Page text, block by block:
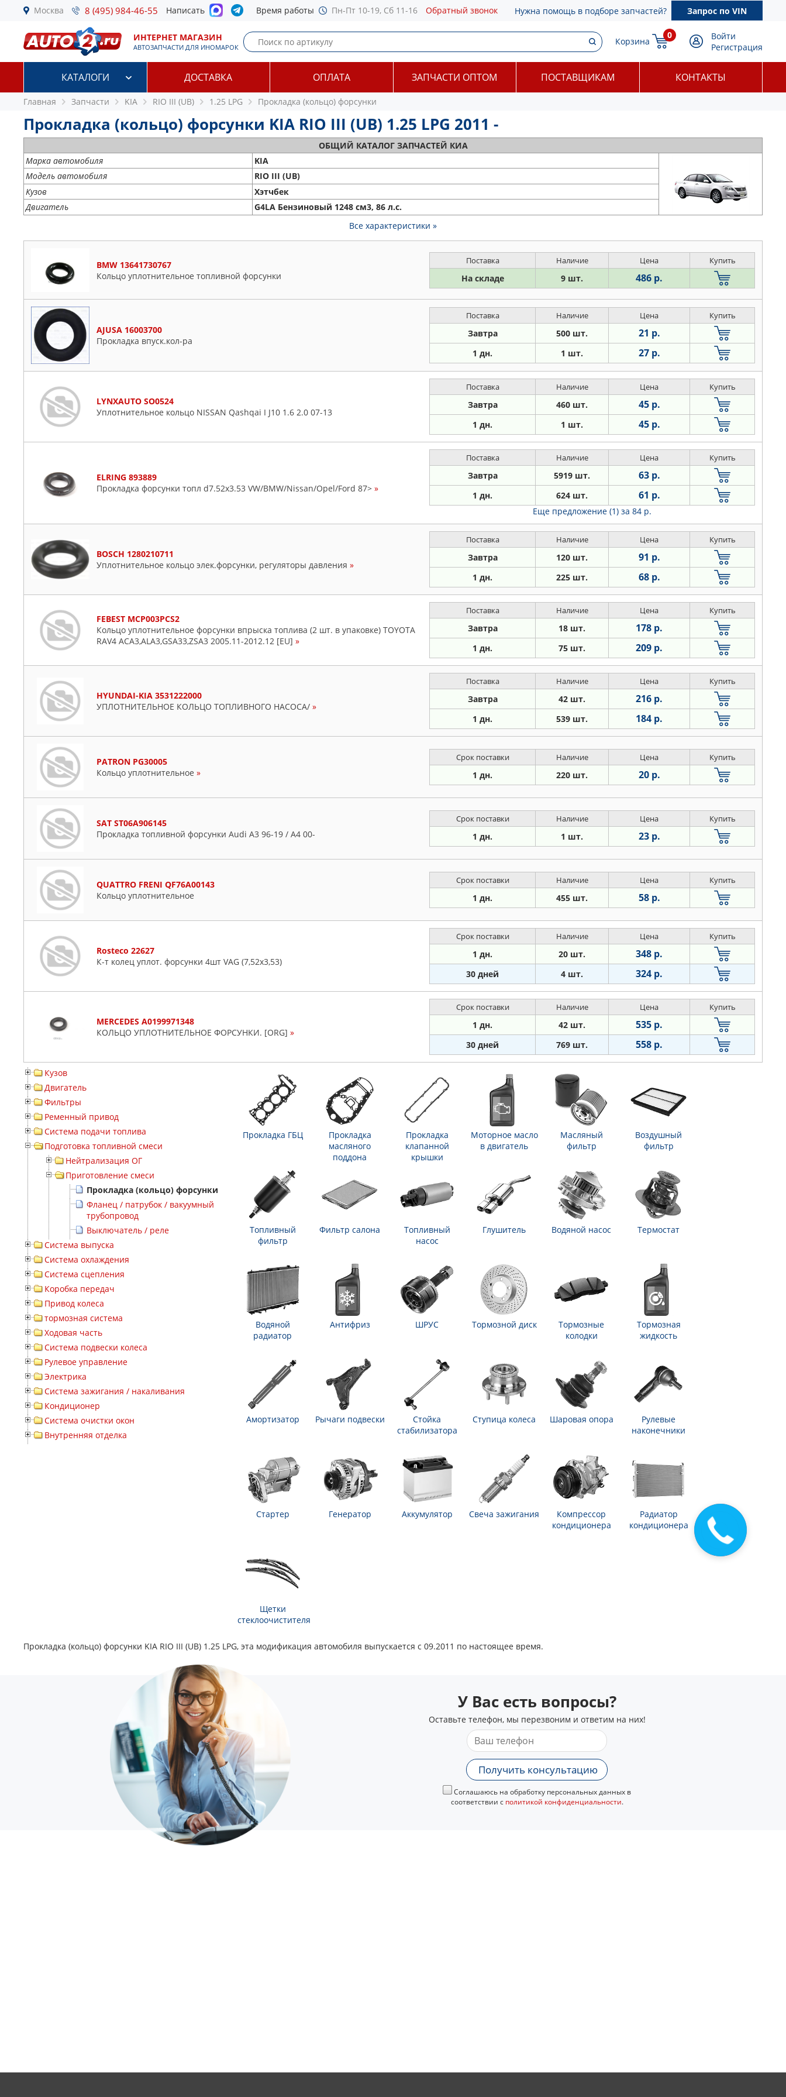
Москва 8 (495) 984-46-55 Написать Время работы Пн-Пт 10-19, Сб 11-16 Обратный звонок Нужна помощь в подборе запчастей? Запрос по VIN
ИНТЕРНЕТ МАГАЗИН
АВТОЗАПЧАСТИ ДЛЯ ИНОМАРОК
Корзина
0
Войти
Регистрация
КАТАЛОГИ ДОСТАВКА ОПЛАТА ЗАПЧАСТИ ОПТОМ ПОСТАВЩИКАМ КОНТАКТЫ
Главная Запчасти KIA RIO III (UB) 1.25 LPG Прокладка (кольцо) форсунки
Прокладка (кольцо) форсунки KIA RIO III (UB) 1.25 LPG 2011 -
ОБЩИЙ КАТАЛОГ ЗАПЧАСТЕЙ КИА
Марка автомобиля
KIA
Модель автомобиля
RIO III (UB)
Кузов
Хэтчбек
Двигатель
G4LA Бензиновый 1248 см3, 86 л.с.
Все характеристики »
BMW 13641730767
Кольцо уплотнительное топливной форсунки
Поставка Наличие Цена Купить
На складе 9 шт. 486 р.
AJUSA 16003700
Прокладка впуск.кол-ра
Поставка Наличие Цена Купить
Завтра 500 шт. 21 р.
1 дн. 1 шт. 27 р.
LYNXAUTO SO0524
Уплотнительное кольцо NISSAN Qashqai I J10 1.6 2.0 07-13
Поставка Наличие Цена Купить
Завтра 460 шт. 45 р.
1 дн. 1 шт. 45 р.
ELRING 893889
Прокладка форсунки топл d7.52x3.53 VW/BMW/Nissan/Opel/Ford 87> »
Поставка Наличие Цена Купить
Завтра 5919 шт. 63 р.
1 дн. 624 шт. 61 р.
Еще предложение (1) за 84 р.
BOSCH 1280210711
Уплотнительное кольцо элек.форсунки, регуляторы давления »
Поставка Наличие Цена Купить
Завтра 120 шт. 91 р.
1 дн. 225 шт. 68 р.
FEBEST MCP003PCS2
Кольцо уплотнительное форсунки впрыска топлива (2 шт. в упаковке) TOYOTA
RAV4 ACA3,ALA3,GSA33,ZSA3 2005.11-2012.12 [EU] »
Поставка Наличие Цена Купить
Завтра 18 шт. 178 р.
1 дн. 75 шт. 209 р.
HYUNDAI-KIA 3531222000
УПЛОТНИТЕЛЬНОЕ КОЛЬЦО ТОПЛИВНОГО НАСОСА/ »
Поставка Наличие Цена Купить
Завтра 42 шт. 216 р.
1 дн. 539 шт. 184 р.
PATRON PG30005
Кольцо уплотнительное »
Срок поставки Наличие Цена Купить
1 дн. 220 шт. 20 р.
SAT ST06A906145
Прокладка топливной форсунки Audi A3 96-19 / A4 00-
Срок поставки Наличие Цена Купить
1 дн. 1 шт. 23 р.
QUATTRO FRENI QF76A00143
Кольцо уплотнительное
Срок поставки Наличие Цена Купить
1 дн. 455 шт. 58 р.
Rosteco 22627
К-т колец уплот. форсунки 4шт VAG (7,52х3,53)
Срок поставки Наличие Цена Купить
1 дн. 20 шт. 348 р.
30 дней 4 шт. 324 р.
MERCEDES A0199971348
КОЛЬЦО УПЛОТНИТЕЛЬНОЕ ФОРСУНКИ. [ORG] »
Срок поставки Наличие Цена Купить
1 дн. 42 шт. 535 р.
30 дней 769 шт. 558 р.
Кузов
Двигатель
Фильтры
Ременный привод
Система подачи топлива
Подготовка топливной смеси
Нейтрализация ОГ
Приготовление смеси
Прокладка (кольцо) форсунки
Фланец / патрубок / вакуумный
трубопровод
Выключатель / реле
Система выпуска
Система охлаждения
Система сцепления
Коробка передач
Привод колеса
тормозная система
Ходовая часть
Система подвески колеса
Рулевое управление
Электрика
Система зажигания / накаливания
Кондиционер
Система очистки окон
Внутренняя отделка
Прокладка ГБЦ
Прокладка
масляного
поддона
Прокладка
клапанной
крышки
Моторное масло
в двигатель
Масляный
фильтр
Воздушный
фильтр
Топливный
фильтр
Фильтр салона
Топливный
насос
Глушитель Водяной насос Термостат
Водяной
радиатор
Антифриз ШРУС Тормозной диск
Тормозные
колодки
Тормозная
жидкость
Амортизатор Рычаги подвески
Стойка
стабилизатора
Ступица колеса Шаровая опора
Рулевые
наконечники
Стартер Генератор Аккумулятор Свеча зажигания
Компрессор
кондиционера
Радиатор
кондиционера
Щетки
стеклоочистителя
Прокладка (кольцо) форсунки KIA RIO III (UB) 1.25 LPG, эта модификация автомобиля выпускается с 09.2011 по настоящее время.
У Вас есть вопросы?
Оставьте телефон, мы перезвоним и ответим на них!
Получить консультацию
Соглашаюсь на обработку персональных данных в
соответствии с политикой конфиденциальности.